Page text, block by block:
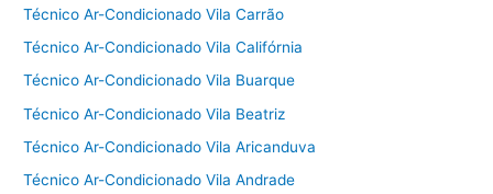
Técnico Ar-Condicionado Vila Carrão
Técnico Ar-Condicionado Vila Califórnia
Técnico Ar-Condicionado Vila Buarque
Técnico Ar-Condicionado Vila Beatriz
Técnico Ar-Condicionado Vila Aricanduva
Técnico Ar-Condicionado Vila Andrade